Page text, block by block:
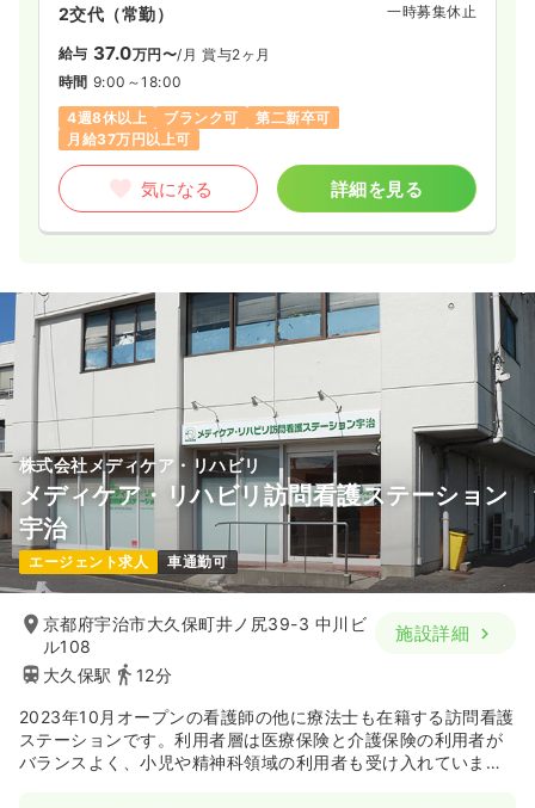
2交代（常勤） 一時募集休止
給与 37.0万円〜/月 賞与2ヶ月
時間 9:00～18:00
4週8休以上
ブランク可
第二新卒可
月給37万円以上可
気になる 詳細を見る
株式会社メディケア・リハビリ
メディケア・リハビリ訪問看護ステーション
宇治
エージェント求人 車通勤可
京都府宇治市大久保町井ノ尻39-3 中川ビ
ル108
大久保駅
12分
施設詳細
2023年10月オープンの看護師の他に療法士も在籍する訪問看護
ステーションです。利用者層は医療保険と介護保険の利用者が
バランスよく、小児や精神科領域の利用者も受け入れていま